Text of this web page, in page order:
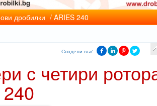
дробилки / ARIES 240
Сподели във:
с четири